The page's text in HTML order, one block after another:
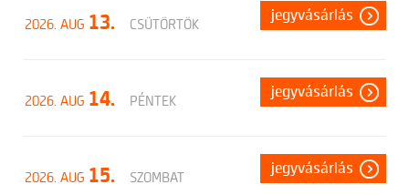
2026. AUG 13. CSÜTÖRTÖK
jegyvásárlás
2026. AUG 14. PÉNTEK
jegyvásárlás
2026. AUG 15. SZOMBAT
jegyvásárlás